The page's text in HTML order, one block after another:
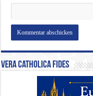
Vera Catholica Fides